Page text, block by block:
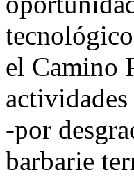
el Camino
-por
barbarie